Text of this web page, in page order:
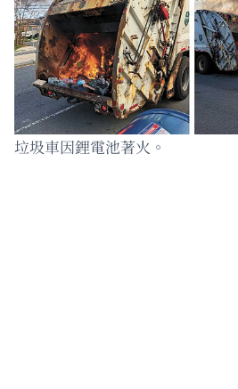
垃圾車因鋰電池著火。